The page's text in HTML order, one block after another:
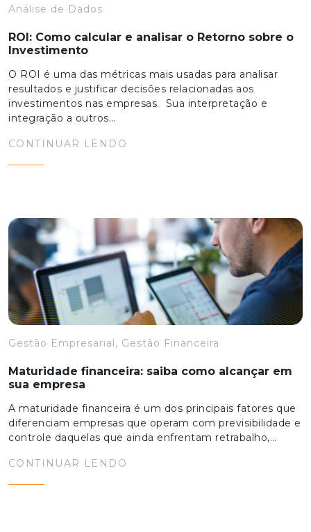
Análise de Dados
ROI: Como calcular e analisar o Retorno sobre o
Investimento
O ROI é uma das métricas mais usadas para analisar
resultados e justificar decisões relacionadas aos
investimentos nas empresas. Sua interpretação e
integração a outros…
CONTINUAR LENDO
Gestão Empresarial, Gestão Financeira
Maturidade financeira: saiba como alcançar em
sua empresa
A maturidade financeira é um dos principais fatores que
diferenciam empresas que operam com previsibilidade e
controle daquelas que ainda enfrentam retrabalho,…
CONTINUAR LENDO